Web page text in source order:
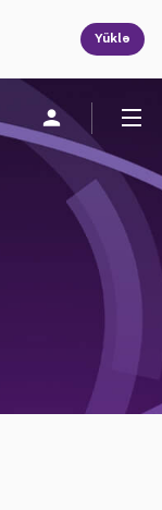
Yüklə
Şirkət haqqında